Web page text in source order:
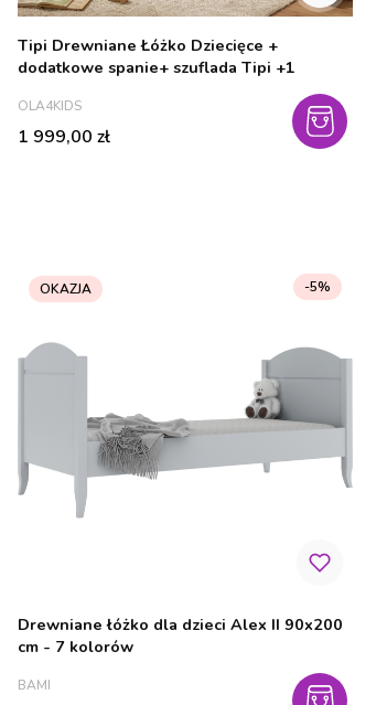
Tipi Drewniane Łóżko Dziecięce +
dodatkowe spanie+ szuflada Tipi +1
PRODUCENT
OLA4KIDS
Cena
1 999,00 zł
OKAZJA
Drewniane łóżko dla dzieci Alex II 90x200
cm - 7 kolorów
PRODUCENT
BAMI
-5%